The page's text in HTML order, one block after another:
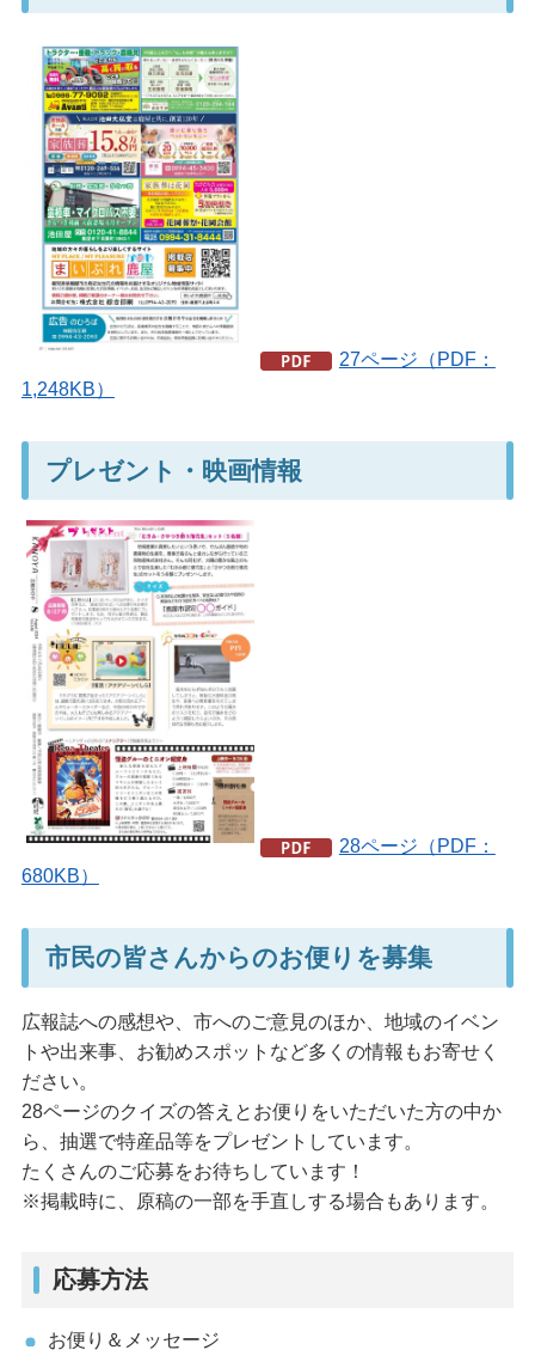
27ページ（PDF：
1,248KB）
プレゼント・映画情報
28ページ（PDF：
680KB）
市民の皆さんからのお便りを募集
広報誌への感想や、市へのご意見のほか、地域のイベン
トや出来事、お勧めスポットなど多くの情報もお寄せく
ださい。
28ページのクイズの答えとお便りをいただいた方の中か
ら、抽選で特産品等をプレゼントしています。
たくさんのご応募をお待ちしています！
※掲載時に、原稿の一部を手直しする場合もあります。
応募方法
お便り＆メッセージ